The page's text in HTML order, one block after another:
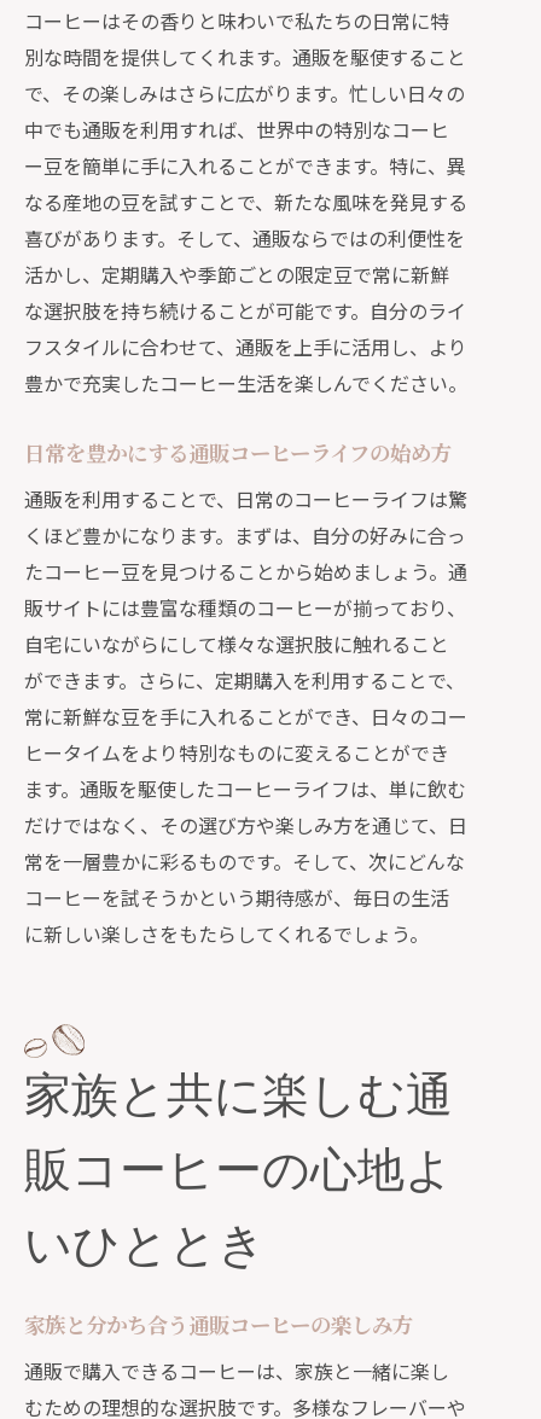
コーヒーはその香りと味わいで私たちの日常に特
別な時間を提供してくれます。通販を駆使すること
で、その楽しみはさらに広がります。忙しい日々の
中でも通販を利用すれば、世界中の特別なコーヒ
ー豆を簡単に手に入れることができます。特に、異
なる産地の豆を試すことで、新たな風味を発見する
喜びがあります。そして、通販ならではの利便性を
活かし、定期購入や季節ごとの限定豆で常に新鮮
な選択肢を持ち続けることが可能です。自分のライ
フスタイルに合わせて、通販を上手に活用し、より
豊かで充実したコーヒー生活を楽しんでください。
日常を豊かにする通販コーヒーライフの始め方
通販を利用することで、日常のコーヒーライフは驚
くほど豊かになります。まずは、自分の好みに合っ
たコーヒー豆を見つけることから始めましょう。通
販サイトには豊富な種類のコーヒーが揃っており、
自宅にいながらにして様々な選択肢に触れること
ができます。さらに、定期購入を利用することで、
常に新鮮な豆を手に入れることができ、日々のコー
ヒータイムをより特別なものに変えることができ
ます。通販を駆使したコーヒーライフは、単に飲む
だけではなく、その選び方や楽しみ方を通じて、日
常を一層豊かに彩るものです。そして、次にどんな
コーヒーを試そうかという期待感が、毎日の生活
に新しい楽しさをもたらしてくれるでしょう。
家族と共に楽しむ通
販コーヒーの心地よ
いひととき
家族と分かち合う通販コーヒーの楽しみ方
通販で購入できるコーヒーは、家族と一緒に楽し
むための理想的な選択肢です。多様なフレーバーや